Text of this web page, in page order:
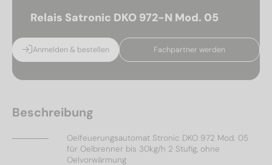
Relais Satronic DKO 972-N Mod. 05
Anmelden & bestellen Fachpartner werden
Beschreibung
Oelfeuerungsautomat Stronic DKO 972 Mod. 05
für Oelbrenner bis 30kg/h 2 Stufig, ohne
Oelvorwärmung